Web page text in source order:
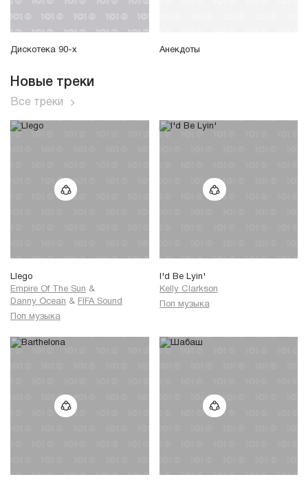
Дискотека 90-х Анекдоты
Новые треки
Все треки
Llego
Empire Of The Sun &
Danny Ocean & FIFA Sound
Поп музыка
I'd Be Lyin'
Kelly Clarkson
Поп музыка